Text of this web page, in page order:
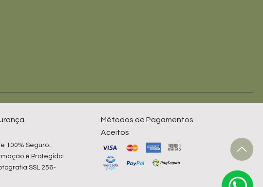
100% Seguro.
é Protegida
SSL 256-
Métodos de Pagamentos
Aceitos